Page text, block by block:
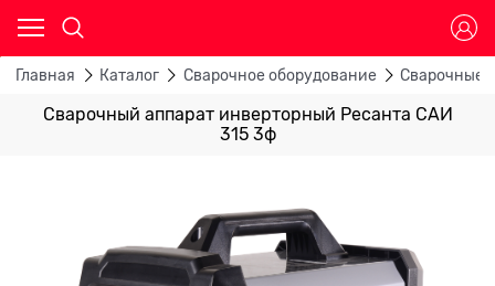
Главная Каталог Сварочное оборудование Сварочные
Сварочный аппарат инверторный Ресанта САИ
315 3ф